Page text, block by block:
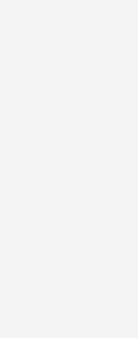
mit Windpark
Prognostik und
des Netzes auch mit